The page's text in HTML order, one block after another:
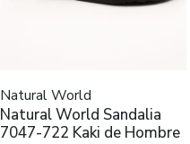
Natural World
Natural World Sandalia
7047-722 Kaki de Hombre